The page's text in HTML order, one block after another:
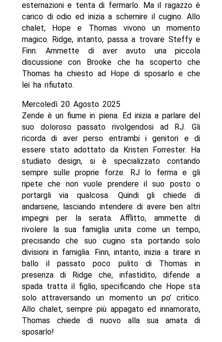
esternazioni e tenta di fermarlo. Ma il ragazzo è
carico di odio ed inizia a schernire il cugino. Allo
chalet, Hope e Thomas vivono un momento
magico. Ridge, intanto, passa a trovare Steffy e
Finn. Ammette di aver avuto una piccola
discussione con Brooke che ha scoperto che
Thomas ha chiesto ad Hope di sposarlo e che
lei ha rifiutato.
Mercoledì 20 Agosto 2025
Zende è un fiume in piena. Ed inizia a parlare del
suo doloroso passato rivolgendosi ad RJ. Gli
ricorda di aver perso entrambi i genitori e di
essere stato adottato da Kristen Forrester. Ha
studiato design, si è specializzato contando
sempre sulle proprie forze. RJ lo ferma e gli
ripete che non vuole prendere il suo posto o
portargli via qualcosa. Quindi gli chiede di
andarsene, lasciando intendere di avere ben altri
impegni per la serata. Afflitto, ammette di
rivolere la sua famiglia unita come un tempo,
precisando che suo cugino sta portando solo
divisioni in famiglia. Finn, intanto, inizia a tirare in
ballo il passato poco pulito di Thomas in
presenza di Ridge che, infastidito, difende a
spada tratta il figlio, specificando che Hope sta
solo attraversando un momento un po’ critico.
Allo chalet, sempre più appagato ed innamorato,
Thomas chiede di nuovo alla sua amata di
sposarlo!